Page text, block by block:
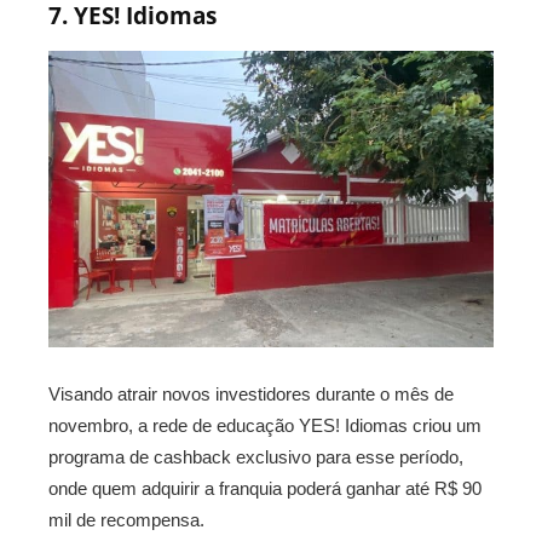
7. YES! Idiomas
Visando atrair novos investidores durante o mês de
novembro, a rede de educação YES! Idiomas criou um
programa de cashback exclusivo para esse período,
onde quem adquirir a franquia poderá ganhar até R$ 90
mil de recompensa.